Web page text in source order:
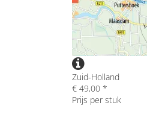
Zuid-Holland
€ 49,00 *
Prijs per stuk